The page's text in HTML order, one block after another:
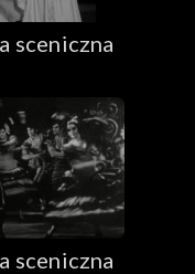
sceniczna
sceniczna